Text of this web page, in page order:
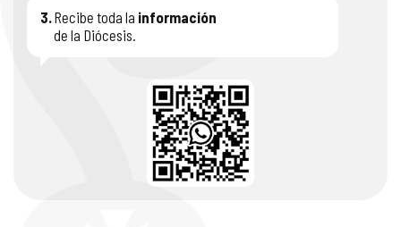
3.Recibe toda la información
de la Diócesis.